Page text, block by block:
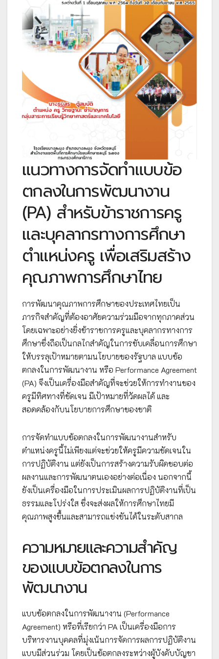
แนวทางการจัดทำแบบข้อ
ตกลงในการพัฒนางาน
(PA) สำหรับข้าราชการครู
และบุคลากรทางการศึกษา
ตำแหน่งครู เพื่อเสริมสร้าง
คุณภาพการศึกษาไทย
การพัฒนาคุณภาพการศึกษาของประเทศไทยเป็น
ภารกิจสำคัญที่ต้องอาศัยความร่วมมือจากทุกภาคส่วน
โดยเฉพาะอย่างยิ่งข้าราชการครูและบุคลากรทางการ
ศึกษาซึ่งถือเป็นกลไกสำคัญในการขับเคลื่อนการศึกษา
ให้บรรลุเป้าหมายตามนโยบายของรัฐบาล แบบข้อ
ตกลงในการพัฒนางาน หรือ Performance Agreement
(PA) จึงเป็นเครื่องมือสำคัญที่จะช่วยให้การทำงานของ
ครูมีทิศทางที่ชัดเจน มีเป้าหมายที่วัดผลได้ และ
สอดคล้องกับนโยบายการศึกษาของชาติ
การจัดทำแบบข้อตกลงในการพัฒนางานสำหรับ
ตำแหน่งครูนี้ไม่เพียงแต่จะช่วยให้ครูมีความชัดเจนใน
การปฏิบัติงาน แต่ยังเป็นการสร้างความรับผิดชอบต่อ
ผลงานและการพัฒนาตนเองอย่างต่อเนื่อง นอกจากนี้
ยังเป็นเครื่องมือในการประเมินผลการปฏิบัติงานที่เป็น
ธรรมและโปร่งใส ซึ่งจะส่งผลให้การศึกษาไทยมี
คุณภาพสูงขึ้นและสามารถแข่งขันได้ในระดับสากล
ความหมายและความสำคัญ
ของแบบข้อตกลงในการ
พัฒนางาน
แบบข้อตกลงในการพัฒนางาน (Performance
Agreement) หรือที่เรียกว่า PA เป็นเครื่องมือการ
บริหารงานบุคคลที่มุ่งเน้นการจัดการผลการปฏิบัติงาน
แบบมีส่วนร่วม โดยเป็นข้อตกลงระหว่างผู้บังคับบัญชา